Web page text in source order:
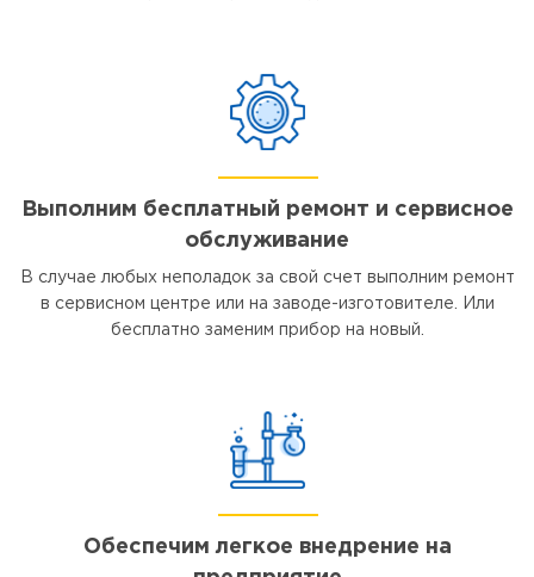
Выполним бесплатный ремонт и сервисное
обслуживание
В случае любых неполадок за свой счет выполним ремонт
в сервисном центре или на заводе-изготовителе. Или
бесплатно заменим прибор на новый.
Обеспечим легкое внедрение на